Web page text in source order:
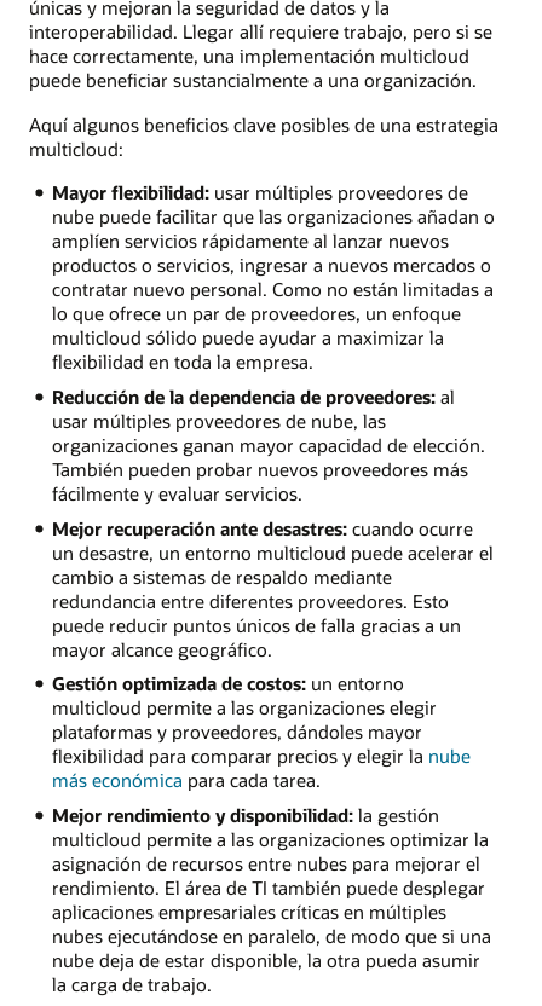
únicas y mejoran la seguridad de datos y la
interoperabilidad. Llegar allí requiere trabajo, pero si se
hace correctamente, una implementación multicloud
puede beneficiar sustancialmente a una organización.
Aquí algunos beneficios clave posibles de una estrategia
multicloud:
Mayor flexibilidad:usar múltiples proveedores de
nube puede facilitar que las organizaciones añadan o
amplíen servicios rápidamente al lanzar nuevos
productos o servicios, ingresar a nuevos mercados o
contratar nuevo personal. Como no están limitadas a
lo que ofrece un par de proveedores, un enfoque
multicloud sólido puede ayudar a maximizar la
flexibilidad en toda la empresa.
Reducción de la dependencia de proveedores:al
usar múltiples proveedores de nube, las
organizaciones ganan mayor capacidad de elección.
También pueden probar nuevos proveedores más
fácilmente y evaluar servicios.
Mejor recuperación ante desastres:cuando ocurre
un desastre, un entorno multicloud puede acelerar el
cambio a sistemas de respaldo mediante
redundancia entre diferentes proveedores. Esto
puede reducir puntos únicos de falla gracias a un
mayor alcance geográfico.
Gestión optimizada de costos:un entorno
multicloud permite a las organizaciones elegir
plataformas y proveedores, dándoles mayor
flexibilidad para comparar precios y elegir la nube
más económica para cada tarea.
Mejor rendimiento y disponibilidad:la gestión
multicloud permite a las organizaciones optimizar la
asignación de recursos entre nubes para mejorar el
rendimiento. El área de TI también puede desplegar
aplicaciones empresariales críticas en múltiples
nubes ejecutándose en paralelo, de modo que si una
nube deja de estar disponible, la otra pueda asumir
la carga de trabajo.